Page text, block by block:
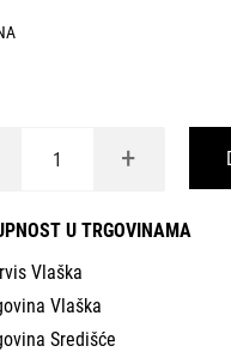
+
U TRGOVINAMA
Vlaška
Vlaška
Središće